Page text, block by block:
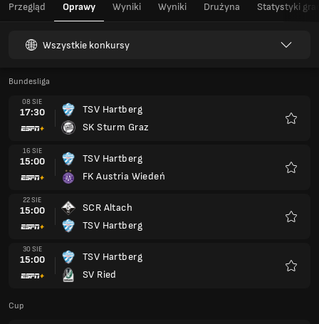
Przegląd Oprawy Wyniki Wyniki Drużyna Statystyki
Wszystkie konkursy
Bundesliga
08 SIE
17:30
TSV Hartberg
SK Sturm Graz
16 SIE
15:00
TSV Hartberg
FK Austria Wiedeń
22 SIE
15:00
SCR Altach
TSV Hartberg
30 SIE
15:00
TSV Hartberg
SV Ried
Cup